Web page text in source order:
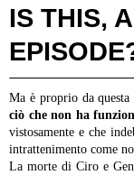
IS THIS,
Ma è proprio da questa
ciò che non ha
vistosamente e che
intrattenimento come
La morte di Ciro e